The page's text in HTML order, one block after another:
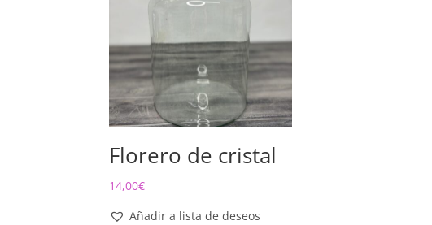
Florero de cristal
14,00€
Añadir a lista de deseos